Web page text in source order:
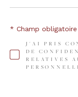
J'AI PRIS
DE
RELATIVES
* Champ obligatoire